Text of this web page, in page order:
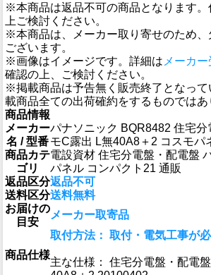
※本商品は返品不可の商品となります
上ご検討ください。
※本商品は、メーカー取り寄せのため
ございます。
※画像はイメージです。詳細は メーカ
確認の上、ご検討ください。
※掲載商品は予告無く販売終了となって
載商品全ての出荷確約をするものではあ
商品情報
メーカー
名 / 型番
パナソニック BQR8482 住宅分
モC露出 L無40A8＋2 コスモパ
商品カテ
ゴリ
電設資材 住宅分電盤・配電盤
パネル コンパクト21 通販
返品区分返品不可
送料区分送料無料
お届けの
目安
メーカー取寄品
商品仕様
取付方法： 取付・電気工事が必
主な仕様： 住宅分電盤・配電